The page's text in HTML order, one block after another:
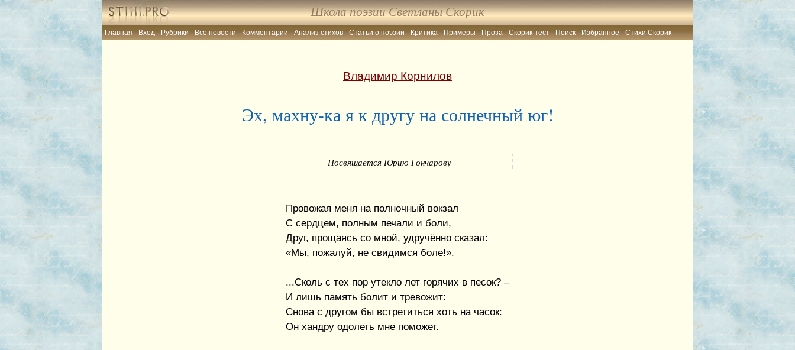
Школа поэзии Светланы Скорик
Главная Вход Рубрики Все новости Комментарии Анализ стихов Статьи о поэзии Критика Примеры Проза Скорик-тест Поиск Избранное Стихи Скорик
Владимир Корнилов
Эх, махну-ка я к другу на солнечный юг!
Посвящается Юрию Гончарову
Провожая меня на полночный вокзал
С сердцем, полным печали и боли,
Друг, прощаясь со мной, удручённо сказал:
«Мы, пожалуй, не свидимся боле!».
...Сколь с тех пор утекло лет горячих в песок? –
И лишь память болит и тревожит:
Снова с другом бы встретиться хоть на часок:
Он хандру одолеть мне поможет.